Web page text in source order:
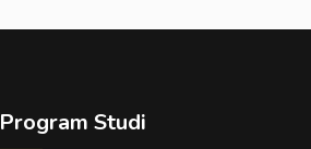
Program Studi